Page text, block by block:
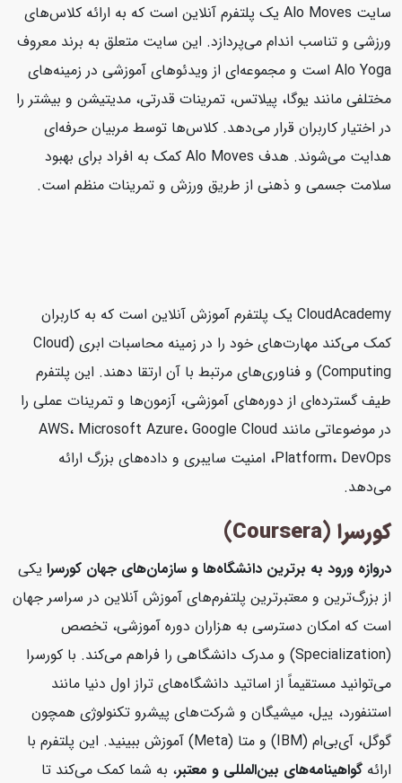
سایت Alo Moves یک پلتفرم آنلاین است که به ارائه کلاس‌های
ورزشی و تناسب اندام می‌پردازد. این سایت متعلق به برند معروف
Alo Yoga است و مجموعه‌ای از ویدئوهای آموزشی در زمینه‌های
مختلفی مانند یوگا، پیلاتس، تمرینات قدرتی، مدیتیشن و بیشتر را
در اختیار کاربران قرار می‌دهد. کلاس‌ها توسط مربیان حرفه‌ای
هدایت می‌شوند. هدف Alo Moves کمک به افراد برای بهبود
سلامت جسمی و ذهنی از طریق ورزش و تمرینات منظم است.
CloudAcademy یک پلتفرم آموزش آنلاین است که به کاربران
کمک می‌کند مهارت‌های خود را در زمینه محاسبات ابری (Cloud
Computing) و فناوری‌های مرتبط با آن ارتقا دهند. این پلتفرم
طیف گسترده‌ای از دوره‌های آموزشی، آزمون‌ها و تمرینات عملی را
در موضوعاتی مانند AWS، Microsoft Azure، Google Cloud
Platform، DevOps، امنیت سایبری و داده‌های بزرگ ارائه
می‌دهد.
کورسرا (Coursera)
دروازه ورود به برترین دانشگاه‌ها و سازمان‌های جهان کورسرایکی
از بزرگ‌ترین و معتبرترین پلتفرم‌های آموزش آنلاین در سراسر جهان
است که امکان دسترسی به هزاران دوره آموزشی، تخصص
(Specialization) و مدرک دانشگاهی را فراهم می‌کند. با کورسرا
می‌توانید مستقیماً از اساتید دانشگاه‌های تراز اول دنیا مانند
استنفورد، ییل، میشیگان و شرکت‌های پیشرو تکنولوژی همچون
گوگل، آی‌بی‌ام (IBM) و متا (Meta) آموزش ببینید. این پلتفرم با
ارائهگواهینامه‌های بین‌المللی و معتبر، به شما کمک می‌کند تا